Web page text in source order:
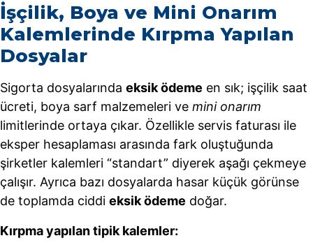
İşçilik, Boya ve Mini Onarım
Kalemlerinde Kırpma Yapılan
Dosyalar
Sigorta dosyalarında eksik ödeme en sık; işçilik saat
ücreti, boya sarf malzemeleri ve mini onarım
limitlerinde ortaya çıkar. Özellikle servis faturası ile
eksper hesaplaması arasında fark oluştuğunda
şirketler kalemleri “standart” diyerek aşağı çekmeye
çalışır. Ayrıca bazı dosyalarda hasar küçük görünse
de toplamda ciddi eksik ödeme doğar.
Kırpma yapılan tipik kalemler: